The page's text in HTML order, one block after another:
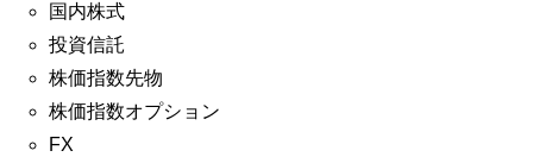
国内株式
投資信託
株価指数先物
株価指数オプション
FX